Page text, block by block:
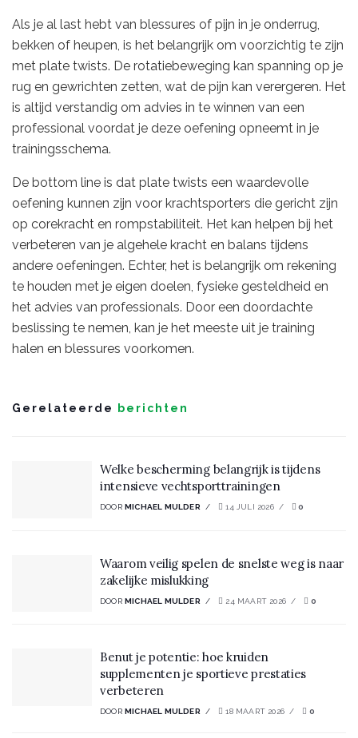
Als je al last hebt van blessures of pijn in je onderrug,
bekken of heupen, is het belangrijk om voorzichtig te zijn
met plate twists. De rotatiebeweging kan spanning op je
rug en gewrichten zetten, wat de pijn kan verergeren. Het
is altijd verstandig om advies in te winnen van een
professional voordat je deze oefening opneemt in je
trainingsschema.
De bottom line is dat plate twists een waardevolle
oefening kunnen zijn voor krachtsporters die gericht zijn
op corekracht en rompstabiliteit. Het kan helpen bij het
verbeteren van je algehele kracht en balans tijdens
andere oefeningen. Echter, het is belangrijk om rekening
te houden met je eigen doelen, fysieke gesteldheid en
het advies van professionals. Door een doordachte
beslissing te nemen, kan je het meeste uit je training
halen en blessures voorkomen.
Gerelateerde berichten
Welke bescherming belangrijk is tijdens
intensieve vechtsporttrainingen
DOOR MICHAEL MULDER 14 JULI 2026 0
Waarom veilig spelen de snelste weg is naar
zakelijke mislukking
DOOR MICHAEL MULDER 24 MAART 2026 0
Benut je potentie: hoe kruiden
supplementen je sportieve prestaties
verbeteren
DOOR MICHAEL MULDER 18 MAART 2026 0